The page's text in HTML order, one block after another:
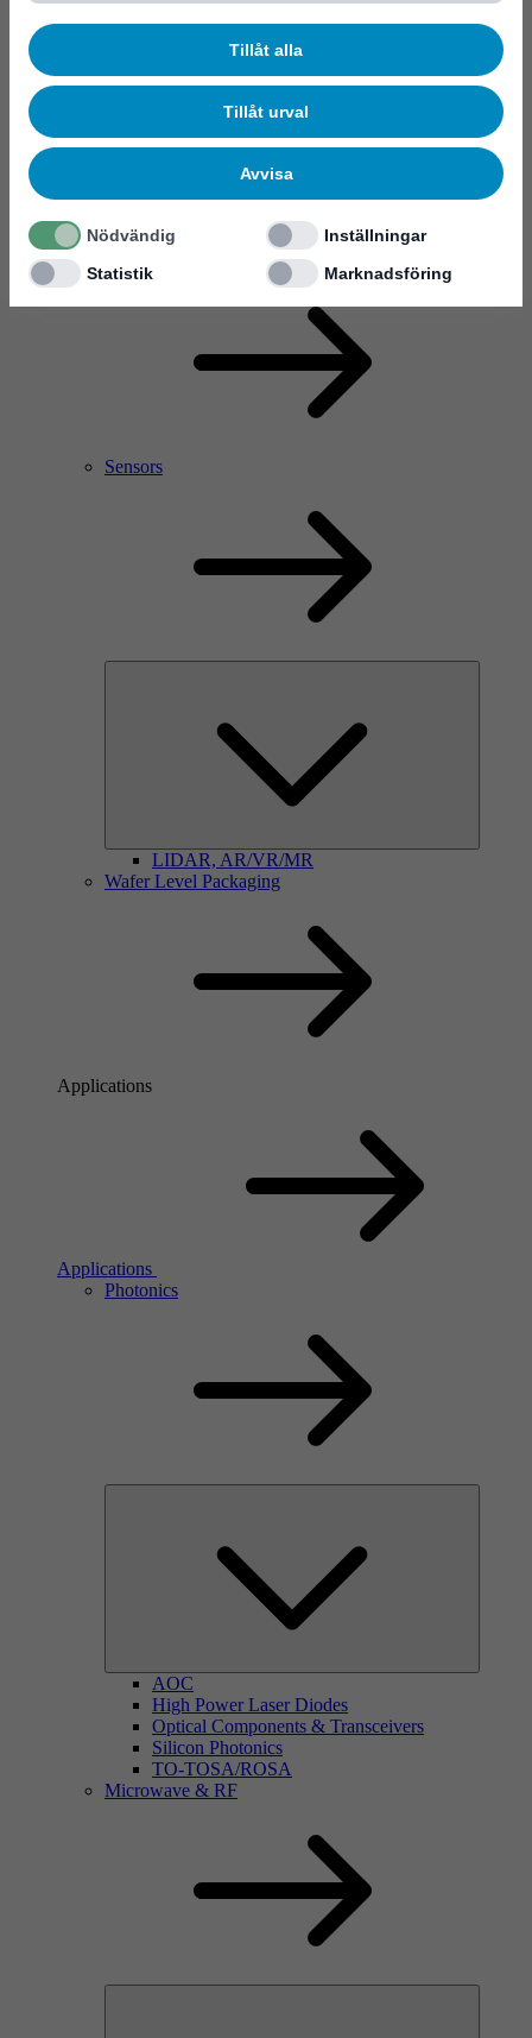
Tillåt alla
Tillåt urval
Avvisa
Nödvändig
Inställningar
Statistik
Marknadsföring
RF Power Amplifier & Microwave Device
Sensors
LIDAR, AR/VR/MR
Wafer Level Packaging
Applications
Applications
Photonics
AOC
High Power Laser Diodes
Optical Components & Transceivers
Silicon Photonics
TO-TOSA/ROSA
Microwave & RF